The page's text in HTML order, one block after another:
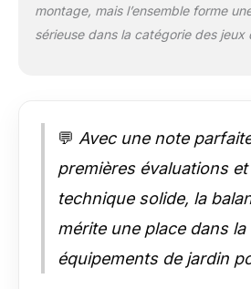
offre
stabilité,
sur
SAIN :
montage, mais l’ensemble forme
sérieuse dans la catégorie des jeux
💬 Avec une note
premières évaluations
technique solide, la
mérite une place dans
équipements de jardin